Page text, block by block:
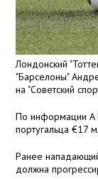
Лондонский
"Барселоны"
на "Советский
По информации A
португальца €17
Ранее
должна